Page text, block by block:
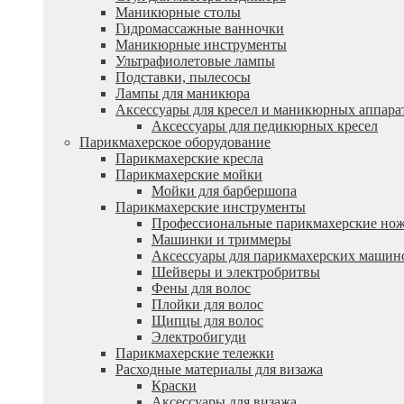
Маникюрные столы
Гидромассажные ванночки
Маникюрные инструменты
Ультрафиолетовые лампы
Подставки, пылесосы
Лампы для маникюра
Аксессуары для кресел и маникюрных
Аксессуары для педикюрных кресел
Парикмахерское оборудование
Парикмахерские кресла
Парикмахерские мойки
Мойки для барбершопа
Парикмахерские инструменты
Профессиональные парикмахерские
Машинки и триммеры
Аксессуары для парикмахерских
Шейверы и электробритвы
Фены для волос
Плойки для волос
Щипцы для волос
Электробигуди
Парикмахерские тележки
Расходные материалы для визажа
Краски